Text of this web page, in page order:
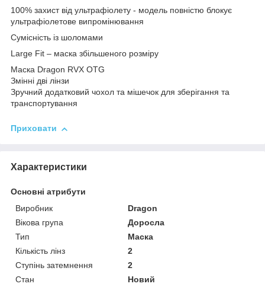
100% захист від ультрафіолету - модель повністю блокує
ультрафіолетове випромінювання
Сумісність із шоломами
Large Fit – маска збільшеного розміру
Маска Dragon RVX OTG
Змінні дві лінзи
Зручний додатковий чохол та мішечок для зберігання та
транспортування
Приховати
Характеристики
Основні атрибути
Виробник
Dragon
Вікова група
Доросла
Тип
Маска
Кількість лінз
2
Ступінь затемнення
2
Стан
Новий